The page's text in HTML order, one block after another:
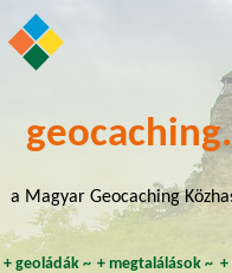
a Magyar Geocaching
+ geoládák~ +megtalálások ~ +